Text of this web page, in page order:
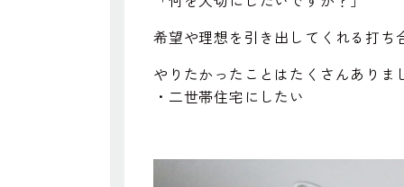
希望や理想を引き出してくれる打
やりたかったことはたくさんありま
・二世帯住宅にしたい